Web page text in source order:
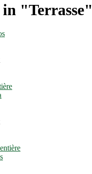
"Terrasse"